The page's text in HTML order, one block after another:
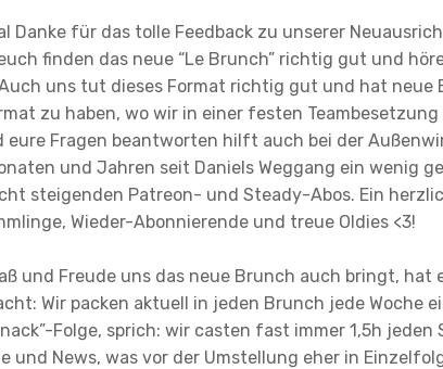
Danke für das tolle Feedback zu unserer
finden das neue “Le Brunch” richtig gut und
uns tut dieses Format richtig gut und hat neue
zu haben, wo wir in einer festen
eure Fragen beantworten hilft auch bei der
und Jahren seit Daniels Weggang ein wenig
steigenden Patreon- und Steady-Abos. Ein
Wieder-Abonnierende und treue Oldies <3!
und Freude uns das neue Brunch auch bringt, hat
Wir packen aktuell in jeden Brunch jede Woche
Folge, sprich: wir casten fast immer 1,5h
und News, was vor der Umstellung eher in